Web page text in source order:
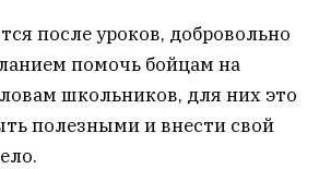
после уроков, добровольно
помочь бойцам на
школьников, для них это
полезными и внести свой